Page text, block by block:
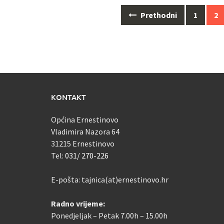
Prethodni 1 2
KONTAKT
Općina Ernestinovo
Vladimira Nazora 64
31215 Ernestinovo
Tel: 031/ 270-226
E-pošta: tajnica(at)ernestinovo.hr
Radno vrijeme:
Ponedjeljak – Petak 7.00h – 15.00h